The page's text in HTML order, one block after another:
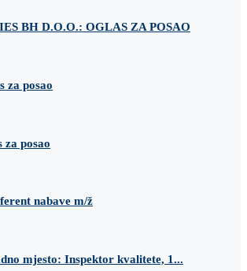
BH D.O.O.: OGLAS ZA POSAO
za posao
za posao
nabave m/ž
mjesto: Inspektor kvalitete, 1...